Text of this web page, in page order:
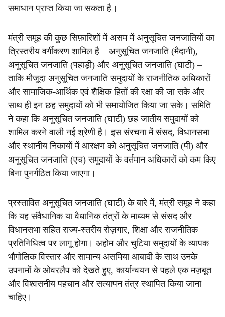
समाधान प्राप्त किया जा सकता है।
मंत्री समूह की कुछ सिफ़ारिशों में असम में अनुसूचित जनजातियों का
त्रिस्तरीय वर्गीकरण शामिल है – अनुसूचित जनजाति (मैदानी),
अनुसूचित जनजाति (पहाड़ी) और अनुसूचित जनजाति (घाटी) –
ताकि मौजूदा अनुसूचित जनजाति समुदायों के राजनीतिक अधिकारों
और सामाजिक-आर्थिक एवं शैक्षिक हितों की रक्षा की जा सके और
साथ ही इन छह समुदायों को भी समायोजित किया जा सके। समिति
ने कहा कि अनुसूचित जनजाति (घाटी) छह जातीय समुदायों को
शामिल करने वाली नई श्रेणी है। इस संरचना में संसद, विधानसभा
और स्थानीय निकायों में आरक्षण को अनुसूचित जनजाति (पी) और
अनुसूचित जनजाति (एच) समुदायों के वर्तमान अधिकारों को कम किए
बिना पुनर्गठित किया जाएगा।
प्रस्तावित अनुसूचित जनजाति (घाटी) के बारे में, मंत्री समूह ने कहा
कि यह संवैधानिक या वैधानिक तंत्रों के माध्यम से संसद और
विधानसभा सहित राज्य-स्तरीय रोज़गार, शिक्षा और राजनीतिक
प्रतिनिधित्व पर लागू होगा। अहोम और चुटिया समुदायों के व्यापक
भौगोलिक विस्तार और सामान्य असमिया आबादी के साथ उनके
उपनामों के ओवरलैप को देखते हुए, कार्यान्वयन से पहले एक मज़बूत
और विश्वसनीय पहचान और सत्यापन तंत्र स्थापित किया जाना
चाहिए।